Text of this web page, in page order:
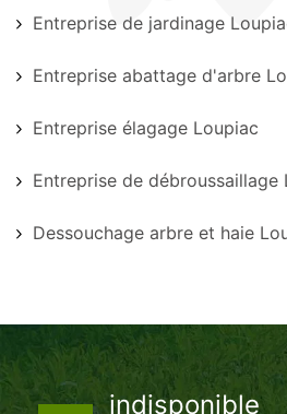
Entreprise de jardinage
Entreprise abattage d'arbre
Entreprise élagage Loupiac
Entreprise de débroussaillage
Dessouchage arbre et haie
indisponible